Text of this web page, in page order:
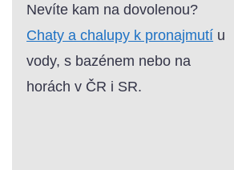
Nevíte kam na dovolenou?
Chaty a chalupy k pronajmutí u
vody, s bazénem nebo na
horách v ČR i SR.